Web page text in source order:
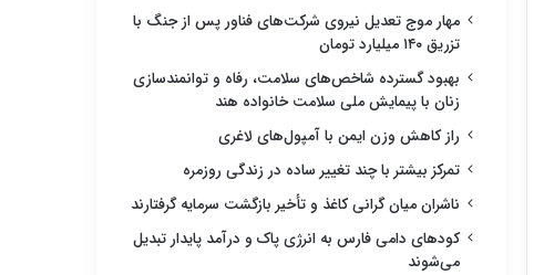
مهار موج تعدیل نیروی شرکت‌های فناور پس از جنگ با
تزریق ۱۴۰ میلیارد تومان
بهبود گسترده شاخص‌های سلامت، رفاه و توانمندسازی
زنان با پیمایش ملی سلامت خانواده هند
راز کاهش وزن ایمن با آمپول‌های لاغری
تمرکز بیشتر با چند تغییر ساده در زندگی روزمره
ناشران میان گرانی کاغذ و تأخیر بازگشت سرمایه گرفتارند
کودهای دامی فارس به انرژی پاک و درآمد پایدار تبدیل
می‌شوند